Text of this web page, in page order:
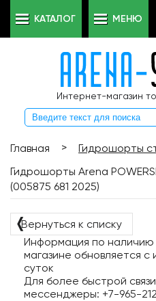
Интернет-магазин
КАТАЛОГ МЕНЮ
Главная > Гидрошорты
Гидрошорты Arena
(005875 681 2025)
❬Вернуться к списку
Информация по наличию
магазине обновляется с
суток
Для более быстрой
мессенджеры: +7-965-